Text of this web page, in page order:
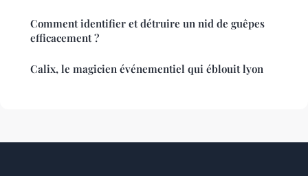
Comment identifier et détruire un nid de guêpes
efficacement ?
Calix, le magicien événementiel qui éblouit lyon